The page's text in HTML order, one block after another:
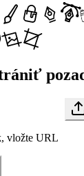
vložte URL